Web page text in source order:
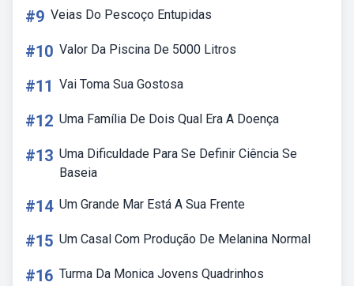
#9 Veias Do Pescoço Entupidas
#10 Valor Da Piscina De 5000 Litros
#11 Vai Toma Sua Gostosa
#12 Uma Família De Dois Qual Era A Doença
#13 Uma Dificuldade Para Se Definir Ciência Se
Baseia
#14 Um Grande Mar Está A Sua Frente
#15 Um Casal Com Produção De Melanina Normal
#16 Turma Da Monica Jovens Quadrinhos